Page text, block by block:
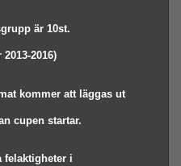
är 10st.
2016)
kommer att läggas ut
cupen startar.
felaktigheter i